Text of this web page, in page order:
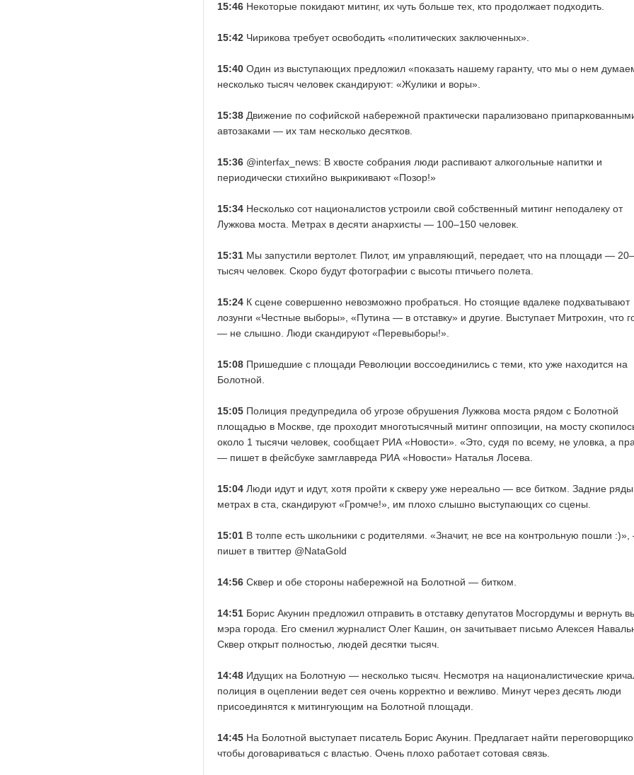
15:46 Некоторые покидают митинг, их чуть больше тех, кто продолжает подходить.
15:42 Чирикова требует освободить «политических заключенных».
15:40 Один из выступающих предложил «показать нашему гаранту, что мы о нем
несколько тысяч человек скандируют: «Жулики и воры».
15:38 Движение по софийской набережной практически парализовано
автозаками — их там несколько десятков.
15:36 @interfax_news: В хвосте собрания люди распивают алкогольные напитки и
периодически стихийно выкрикивают «Позор!»
15:34 Несколько сот националистов устроили свой собственный митинг неподалеку от
Лужкова моста. Метрах в десяти анархисты — 100–150 человек.
15:31 Мы запустили вертолет. Пилот, им управляющий, передает, что на площади —
тысяч человек. Скоро будут фотографии с высоты птичьего полета.
15:24 К сцене совершенно невозможно пробраться. Но стоящие вдалеке подхватывают
лозунги «Честные выборы», «Путина — в отставку» и другие. Выступает Митрохин, что
— не слышно. Люди скандируют «Перевыборы!».
15:08 Пришедшие с площади Революции воссоединились с теми, кто уже находится на
Болотной.
15:05 Полиция предупредила об угрозе обрушения Лужкова моста рядом с Болотной
площадью в Москве, где проходит многотысячный митинг оппозиции, на мосту
около 1 тысячи человек, сообщает РИА «Новости». «Это, судя по всему, не уловка, а
— пишет в фейсбуке замглавреда РИА «Новости» Наталья Лосева.
15:04 Люди идут и идут, хотя пройти к скверу уже нереально — все битком. Задние
метрах в ста, скандируют «Громче!», им плохо слышно выступающих со сцены.
15:01 В толпе есть школьники с родителями. «Значит, не все на контрольную пошли
пишет в твиттер @NataGold
14:56 Сквер и обе стороны набережной на Болотной — битком.
14:51 Борис Акунин предложил отправить в отставку депутатов Мосгордумы и вернуть
мэра города. Его сменил журналист Олег Кашин, он зачитывает письмо Алексея
Сквер открыт полностью, людей десятки тысяч.
14:48 Идущих на Болотную — несколько тысяч. Несмотря на националистические
полиция в оцеплении ведет сея очень корректно и вежливо. Минут через десять люди
присоединятся к митингующим на Болотной площади.
14:45 На Болотной выступает писатель Борис Акунин. Предлагает найти
чтобы договариваться с властью. Очень плохо работает сотовая связь.